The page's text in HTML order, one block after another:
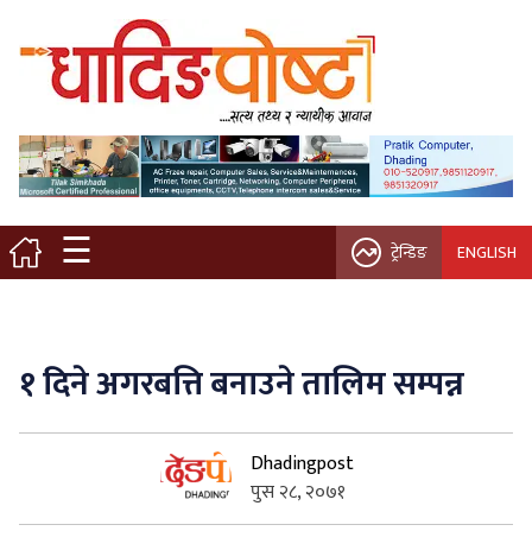
☰
मुख्य पृष्ठ
स्थानीय समाचार
विचार / ब्लग
नगर/गाउँ पालिका
प्रवास
ट्रेन्डिङ ENGLISH
१ दिने अगरबत्ति बनाउने तालिम सम्पन्न
Dhadingpost
पुस २८, २०७१